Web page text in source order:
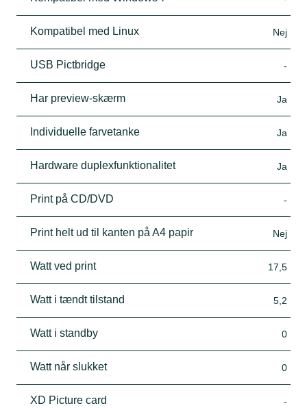
Kompatibel med Linux Nej
USB Pictbridge -
Har preview-skærm Ja
Individuelle farvetanke Ja
Hardware duplexfunktionalitet Ja
Print på CD/DVD -
Print helt ud til kanten på A4 papir Nej
Watt ved print 17,5
Watt i tændt tilstand 5,2
Watt i standby 0
Watt når slukket 0
XD Picture card -